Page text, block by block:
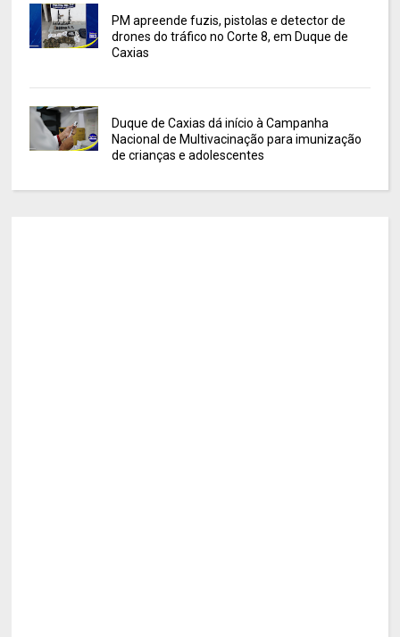
PM apreende fuzis, pistolas e detector de
drones do tráfico no Corte 8, em Duque de
Caxias
Duque de Caxias dá início à Campanha
Nacional de Multivacinação para imunização
de crianças e adolescentes